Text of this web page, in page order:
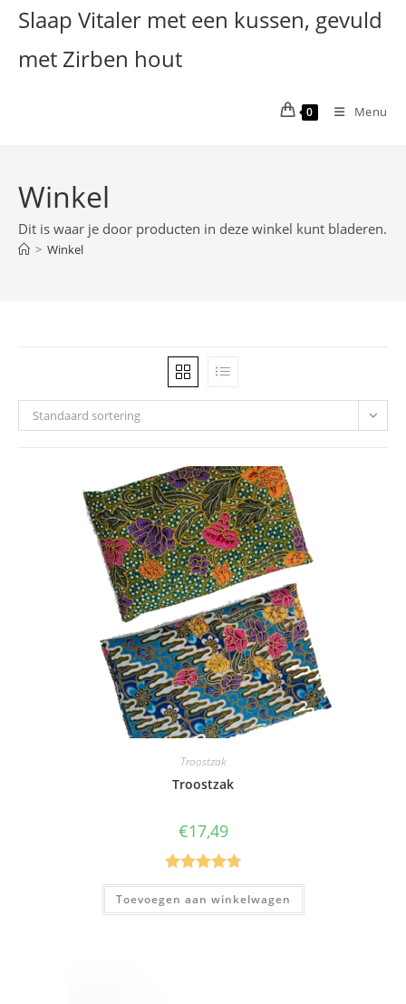
naar
inhoud
Slaap Vitaler met een kussen, gevuld
met Zirben hout
0 Menu
Winkel
Dit is waar je door producten in deze winkel kunt bladeren.
> Winkel
Standaard sortering
Troostzak
Troostzak
€17,49
Gewaardeer
d 4.80uit 5
Toevoegen aan winkelwagen